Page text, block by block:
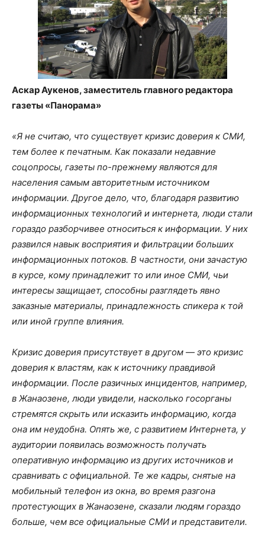
Аскар Аукенов, заместитель главного редактора
газеты «Панорама»
«Я не считаю, что существует кризис доверия к СМИ,
тем более к печатным. Как показали недавние
соцопросы, газеты по-прежнему являются для
населения самым авторитетным источником
информации. Другое дело, что, благодаря развитию
информационных технологий и интернета, люди стали
гораздо разборчивее относиться к информации. У них
развился навык восприятия и фильтрации больших
информационных потоков. В частности, они зачастую
в курсе, кому принадлежит то или иное СМИ, чьи
интересы защищает, способны разглядеть явно
заказные материалы, принадлежность спикера к той
или иной группе влияния.
Кризис доверия присутствует в другом — это кризис
доверия к властям, как к источнику правдивой
информации. После разичных инцидентов, например,
в Жанаозене, люди увидели, насколько госорганы
стремятся скрыть или исказить информацию, когда
она им неудобна. Опять же, с развитием Интернета, у
аудитории появилась возможность получать
оперативную информацию из других источников и
сравнивать с официальной. Те же кадры, снятые на
мобильный телефон из окна, во время разгона
протестующих в Жанаозене, сказали людям гораздо
больше, чем все официальные СМИ и представители.